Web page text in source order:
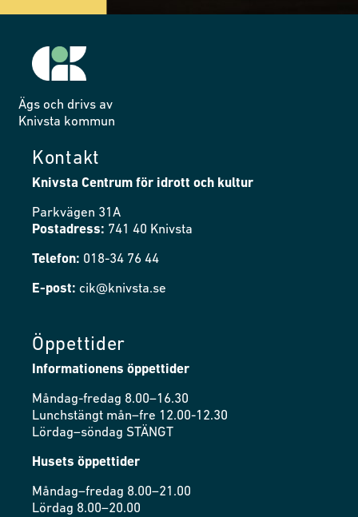
Ägs och drivs av
Knivsta kommun
Kontakt
Knivsta Centrum för idrott och kultur
Parkvägen 31A
Postadress: 741 40 Knivsta
Telefon: 018-34 76 44
E-post: cik@knivsta.se
Öppettider
Informationens öppettider
Måndag-fredag 8.00–16.30
Lunchstängt mån–fre 12.00-12.30
Lördag–söndag STÄNGT
Husets öppettider
Måndag–fredag 8.00–21.00
Lördag 8.00–20.00